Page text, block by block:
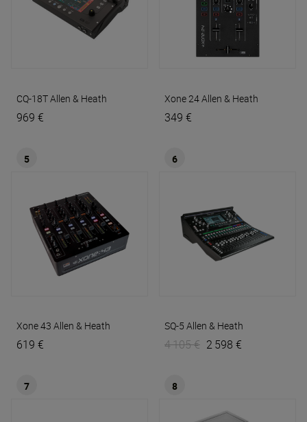
CQ-18TAllen & Heath
969 €
Xone 24Allen & Heath
349 €
5
Xone 43 Allen & Heath
619 €
6
SQ-5 Allen & Heath
4 105 € 2 598 €
7 8